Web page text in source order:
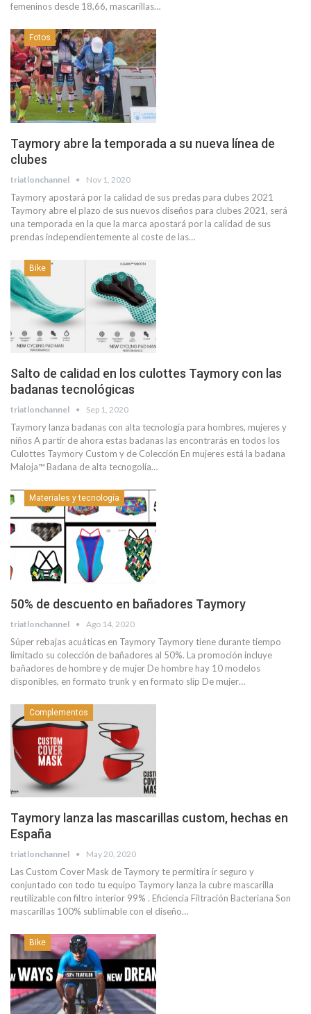
femeninos desde 18,66, mascarillas…
Fotos
Taymory abre la temporada a su nueva línea de
clubes
triatlonchannel Nov 1, 2020
Taymory apostará por la calidad de sus predas para clubes 2021
Taymory abre el plazo de sus nuevos diseños para clubes 2021, será
una temporada en la que la marca apostará por la calidad de sus
prendas independientemente al coste de las…
Bike
Salto de calidad en los culottes Taymory con las
badanas tecnológicas
triatlonchannel Sep 1, 2020
Taymory lanza badanas con alta tecnología para hombres, mujeres y
niños A partir de ahora estas badanas las encontrarás en todos los
Culottes Taymory Custom y de Colección En mujeres está la badana
Maloja™ Badana de alta tecnogolía…
Materiales y tecnología
50% de descuento en bañadores Taymory
triatlonchannel Ago 14, 2020
Súper rebajas acuáticas en Taymory Taymory tiene durante tiempo
limitado su colección de bañadores al 50%. La promoción incluye
bañadores de hombre y de mujer De hombre hay 10 modelos
disponibles, en formato trunk y en formato slip De mujer…
Complementos
Taymory lanza las mascarillas custom, hechas en
España
triatlonchannel May 20, 2020
Las Custom Cover Mask de Taymory te permitira ir seguro y
conjuntado con todo tu equipo Taymory lanza la cubre mascarilla
reutilizable con filtro interior 99% . Eficiencia Filtración Bacteriana Son
mascarillas 100% sublimable con el diseño…
Bike